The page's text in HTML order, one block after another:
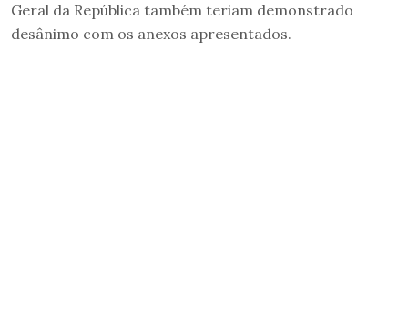
Geral da República também teriam demonstrado
desânimo com os anexos apresentados.